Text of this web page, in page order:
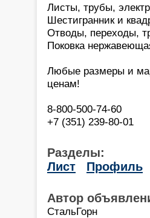
Листы, трубы,
Шестигранник и
Отводы, переходы,
Поковка
Любые размеры и
ценам!
8-800-500-74-60
+7 (351) 239-80-01
Разделы:
Лист
Профиль
Автор
СтальГорн